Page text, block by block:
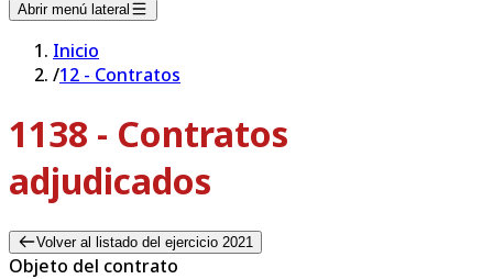
Abrir menú lateral
Inicio
/12 - Contratos
1138 - Contratos
adjudicados
Volver al listado del ejercicio 2021
Objeto del contrato